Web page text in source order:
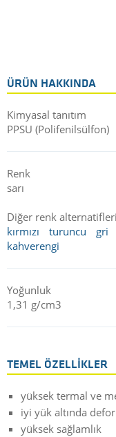
ÜRÜN HAKKINDA
Kimyasal tanıtım
PPSU (Polifenilsülfon)
Renk
sarı
Diğer renk alternatifleri
kırmızı
turuncu gri
kahverengi
Yoğunluk
1,31 g/cm3
TEMEL ÖZELLIKLER
yüksek termal ve
iyi yük altında
yüksek sağlamlık